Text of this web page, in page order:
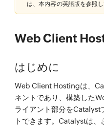
は、本内容の英語版を参照し
Web Client
はじめに
Web Client Hostingは、
ネントであり、構築した
ライアント部分をCatalyst
トできます。Catalystは